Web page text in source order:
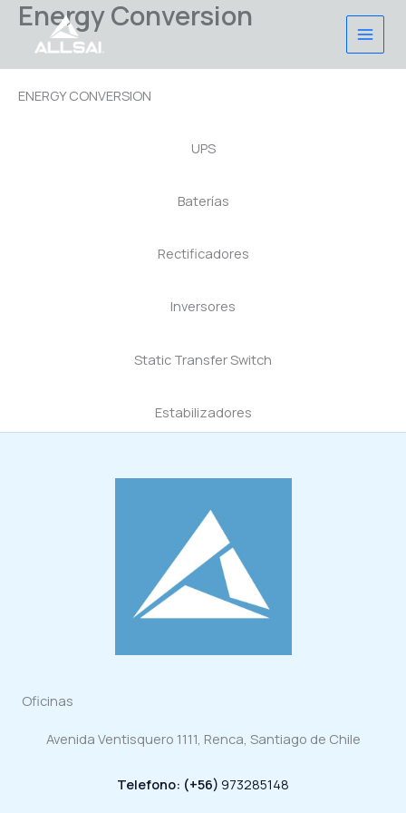
contenido
Energy Conversion
ENERGY CONVERSION
UPS
Baterías
Rectificadores
Inversores
Static Transfer Switch
Estabilizadores
Oficinas
Avenida Ventisquero 1111, Renca, Santiago de Chile
Telefono: (+56) 973285148